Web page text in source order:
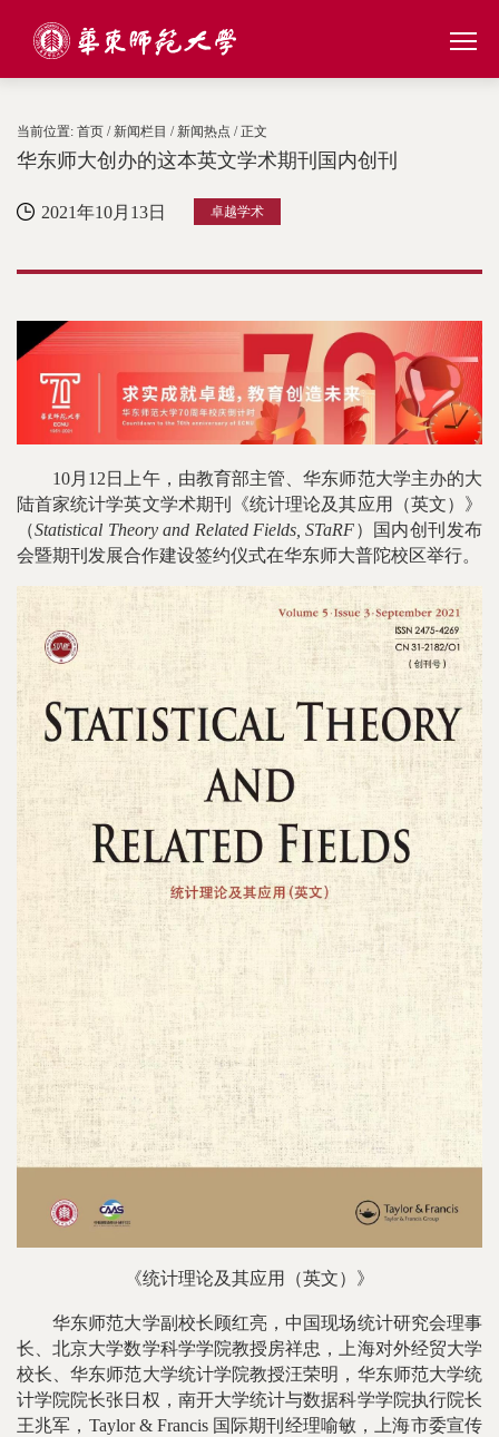
当前位置: 首页 / 新闻栏目 / 新闻热点 / 正文
华东师大创办的这本英文学术期刊国内创刊
2021年10月13日 卓越学术
10月12日上午，由教育部主管、华东师范大学主办的大
陆首家统计学英文学术期刊《统计理论及其应用（英文）》
（Statistical Theory and Related Fields, STaRF）国内创刊发布
会暨期刊发展合作建设签约仪式在华东师大普陀校区举行。
《统计理论及其应用（英文）》
华东师范大学副校长顾红亮，中国现场统计研究会理事
长、北京大学数学科学学院教授房祥忠，上海对外经贸大学
校长、华东师范大学统计学院教授汪荣明，华东师范大学统
计学院院长张日权，南开大学统计与数据科学学院执行院长
王兆军，Taylor & Francis 国际期刊经理喻敏，上海市委宣传